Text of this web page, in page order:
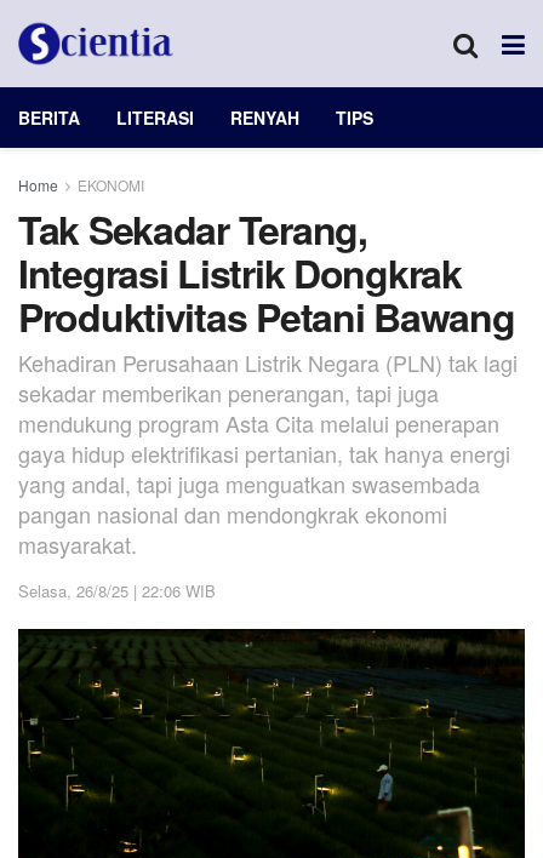
BERITA LITERASI RENYAH TIPS
Home EKONOMI
Tak Sekadar Terang,
Integrasi Listrik Dongkrak
Produktivitas Petani Bawang
Kehadiran Perusahaan Listrik Negara (PLN) tak lagi
sekadar memberikan penerangan, tapi juga
mendukung program Asta Cita melalui penerapan
gaya hidup elektrifikasi pertanian, tak hanya energi
yang andal, tapi juga menguatkan swasembada
pangan nasional dan mendongkrak ekonomi
masyarakat.
Selasa, 26/8/25 | 22:06 WIB